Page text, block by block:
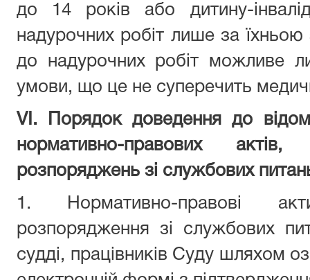
до 14 років або дитину-
надурочних робіт лише за їхньою
до надурочних робіт можливе
умови, що це не суперечить
VІ. Порядок доведення до
нормативно-правових
розпоряджень зі службових
1. Нормативно-правові
розпорядження зі службових
судді, працівників Суду шляхом